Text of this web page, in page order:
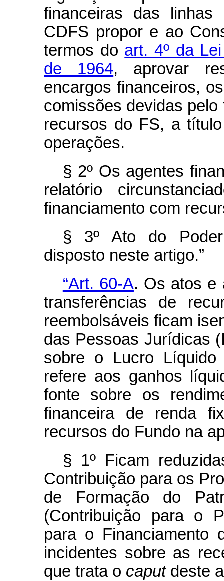
financeiras das linhas
CDFS propor e ao
termos do art. 4º da
de 1964, aprovar
encargos financeiros,
comissões devidas
recursos do FS, a
operações.
§ 2º Os agentes
relatório
financiamento com
§ 3º Ato do Poder
disposto neste artigo.”
“Art. 60-A. Os atos e
transferências de
reembolsáveis ficam
das Pessoas Jurídicas
sobre o Lucro
refere aos ganhos
fonte sobre os
financeira de renda
recursos do Fundo na
§ 1º Ficam
Contribuição para os
de Formação do
(Contribuição para o
para o Financiamento
incidentes sobre as
que trata o caputdeste